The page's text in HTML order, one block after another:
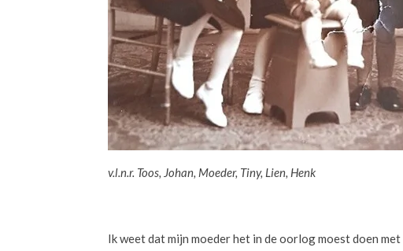
v.l.n.r. Toos, Johan, Moeder, Tiny,
Ik weet dat mijn moeder het in de oorlog moest doen